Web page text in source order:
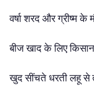
वर्षा शरद और ग्रीष्म
बीज खाद के लिए
खुद सींचते धरती लहू